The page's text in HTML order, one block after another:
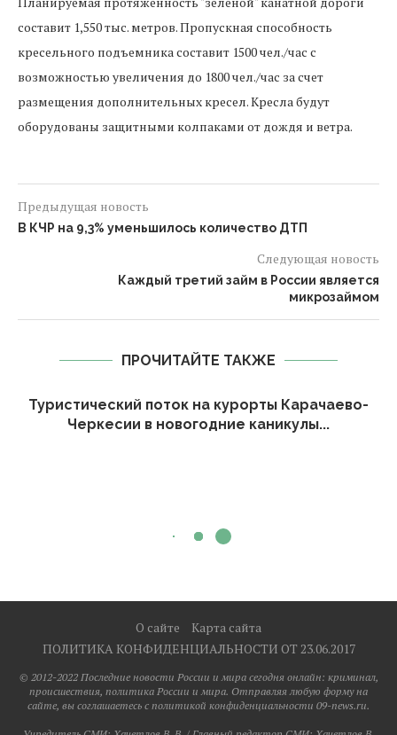
составит 1,550 тыс. метров. Пропускная способность
кресельного подъемника составит 1500 чел./час с
возможностью увеличения до 1800 чел./час за счет
размещения дополнительных кресел. Кресла будут
оборудованы защитными колпаками от дождя и ветра.
Предыдущая новость
В КЧР на 9,3% уменьшилось количество ДТП
Следующая новость
Каждый третий займ в России является
микрозаймом
ПРОЧИТАЙТЕ ТАКЖЕ
Туристический поток на курорты Карачаево-
Черкесии в новогодние каникулы...
О сайте
Карта сайта
ПОЛИТИКА КОНФИДЕНЦИАЛЬНОСТИ ОТ 23.06.2017
© 2012-2022 Последние новости России и мира сегодня онлайн: криминал,
происшествия, политика России и мира. Отправляя любую форму на
сайте, вы соглашаетесь с политикой конфиденциальности 09-news.ru.